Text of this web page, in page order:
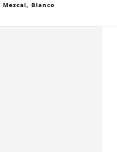
Mezcal, Blanco